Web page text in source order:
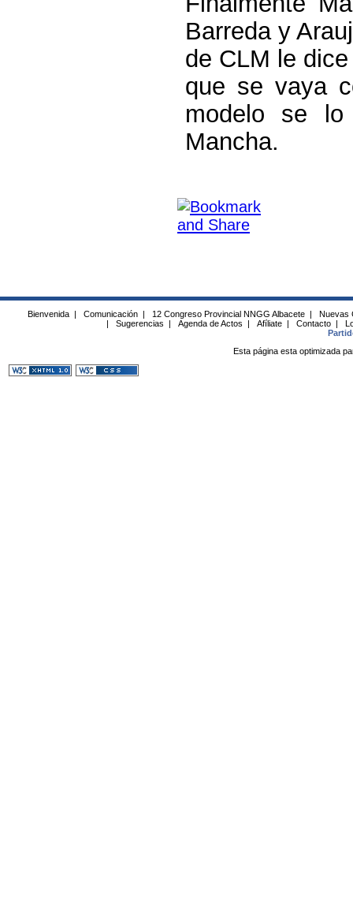
Barreda y
de CLM le
que se vaya
modelo se
Mancha.
Bienvenida | Comunicación | 12 Congreso Provincial NNGG Albacete |
Nuevas
|
Sugerencias | Agenda de Actos | Afíliate | Contacto |
Esta página esta optimizada